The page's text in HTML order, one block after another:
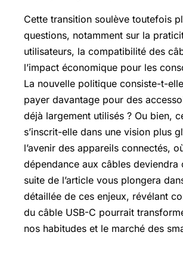
Cette transition soulève toutefois
questions, notamment sur la
utilisateurs, la compatibilité des
l’impact économique pour les
La nouvelle politique consiste-t-
payer davantage pour des
déjà largement utilisés ? Ou bien,
s’inscrit-elle dans une vision plus
l’avenir des appareils connectés,
dépendance aux câbles deviendra
suite de l’article vous plongera
détaillée de ces enjeux, révélant
du câble USB-C pourrait
nos habitudes et le marché des